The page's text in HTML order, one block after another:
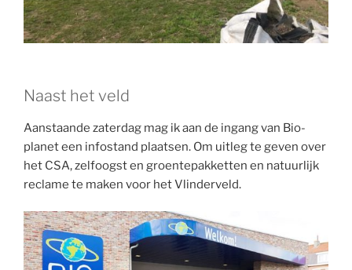
Naast het veld
Aanstaande zaterdag mag ik aan de ingang van Bio-
planet een infostand plaatsen. Om uitleg te geven over
het CSA, zelfoogst en groentepakketten en natuurlijk
reclame te maken voor het Vlinderveld.